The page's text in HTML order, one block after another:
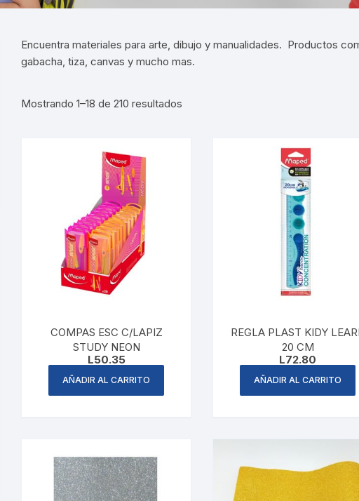
Sacapuntas
Gomas y Pegamentos
Marcadores Escolares
Perforadoras
Folders
Encuentra materiales para arte, dibujo y manualidades. Productos
gabacha, tiza, canvas y mucho mas.
Mostrando 1–18 de 210 resultados
COMPAS ESC C/LAPIZ
STUDY NEON
L50.35
AÑADIR AL CARRITO
REGLA PLAST KIDY
20 CM
L72.80
AÑADIR AL CARRITO